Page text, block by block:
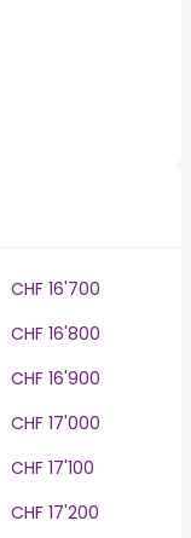
CHF 16'700
CHF 16'800
CHF 16'900
CHF 17'000
CHF 17'100
CHF 17'200